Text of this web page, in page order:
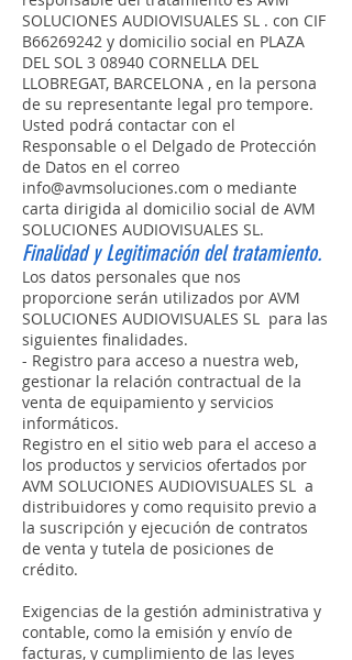
SOLUCIONES AUDIOVISUALES SL . con CIF
B66269242 y domicilio social en PLAZA
DEL SOL 3 08940 CORNELLA DEL
LLOBREGAT, BARCELONA , en la persona
de su representante legal pro tempore.
Usted podrá contactar con el
Responsable o el Delgado de Protección
de Datos en el correo
info@avmsoluciones.com o mediante
carta dirigida al domicilio social de AVM
SOLUCIONES AUDIOVISUALES SL.
Finalidad y Legitimación del tratamiento.
Los datos personales que nos
proporcione serán utilizados por AVM
SOLUCIONES AUDIOVISUALES SL para las
siguientes finalidades.
- Registro para acceso a nuestra web,
gestionar la relación contractual de la
venta de equipamiento y servicios
informáticos.
Registro en el sitio web para el acceso a
los productos y servicios ofertados por
AVM SOLUCIONES AUDIOVISUALES SL a
distribuidores y como requisito previo a
la suscripción y ejecución de contratos
de venta y tutela de posiciones de
crédito.
Exigencias de la gestión administrativa y
contable, como la emisión y envío de
facturas, y cumplimiento de las leyes